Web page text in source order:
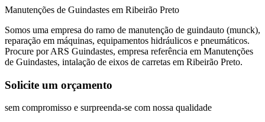
Manutenções de Guindastes em Ribeirão Preto
Somos uma empresa do ramo de manutenção de guindauto (munck),
reparação em máquinas, equipamentos hidráulicos e pneumáticos.
Procure por ARS Guindastes, empresa referência em Manutenções
de Guindastes, intalação de eixos de carretas em Ribeirão Preto.
Solicite um orçamento
sem compromisso e surpreenda-se com nossa qualidade